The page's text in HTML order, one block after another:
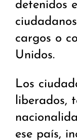
detenidos
cargos o
Unidos.
Los
liberados,
ese país,